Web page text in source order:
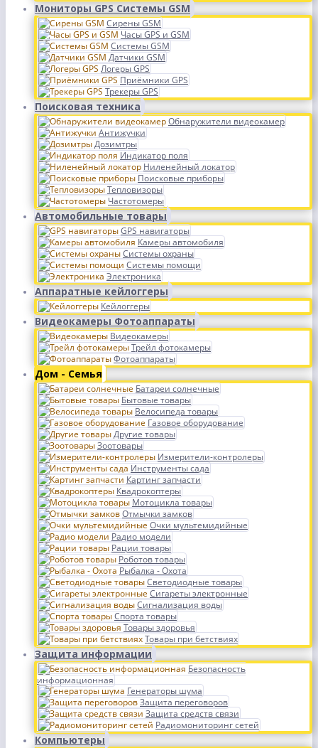
Мониторы GPS Системы GSM
Сирены GSM
Часы GPS и GSM
Системы GSM
Датчики GSM
Логеры GPS
Приёмники GPS
Трекеры GPS
Поисковая техника
Обнаружители видеокамер
Антижучки
Дозимтры
Индикатор поля
Ниленейный локатор
Поисковые приборы
Тепловизоры
Частотомеры
Автомобильные товары
GPS навигаторы
Камеры автомобиля
Системы охраны
Системы помощи
Электроника
Аппаратные кейлоггеры
Кейлоггеры
Видеокамеры Фотоаппараты
Видеокамеры
Трейл фотокамеры
Фотоаппараты
Дом - Семья
Батареи солнечные
Бытовые товары
Велосипеда товары
Газовое оборудование
Другие товары
Зоотовары
Измерители-контролеры
Инструменты сада
Картинг запчасти
Квадрокоптеры
Мотоцикла товары
Отмычки замков
Очки мультемидийные
Радио модели
Рации товары
Роботов товары
Рыбалка - Охота
Светодиодные товары
Сигареты электронные
Сигнализация воды
Спорта товары
Товары здоровья
Товары при бетствиях
Защита информации
Безопасность
информационная
Генераторы шума
Защита переговоров
Защита средств связи
Радиомониторинг сетей
Компьютеры